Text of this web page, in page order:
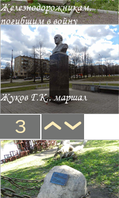
Железнодорожникам,
погибшим в войну
Жуков Г.К., маршал
З